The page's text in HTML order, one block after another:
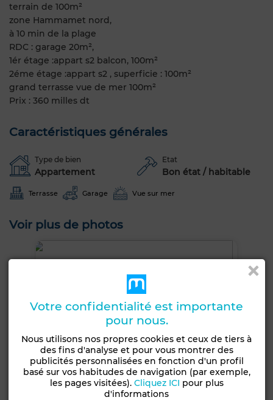
terrain de 100m²
zone Hammamet nord,
à 10 min de la plage
RDC : garage 20m²,
1ér étage :appart s2 balcon, 100m²
2éme étage :appart s2 , superficie : 100m²
grand terrasse vue de mer 100m²
Prix : 360 milles dt
Caractéristiques générales
Type de bien
Appartement
Etat
Bon état / habitable
Terrasse Garage Vue sur mer
Voir plus de photos
Votre confidentialité est importante
pour nous.
Nous utilisons nos propres cookies et ceux de tiers à
des fins d'analyse et pour vous montrer des
publicités personnalisées en fonction d'un profil
basé sur vos habitudes de navigation (par exemple,
les pages visitées). Cliquez ICI pour plus
d'informations